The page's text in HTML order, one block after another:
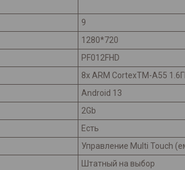
9
1280*720
PF012FHD
8х ARM CortexTM-A55
Android 13
2Gb
Есть
Управление Multi Touch
Штатный на выбор